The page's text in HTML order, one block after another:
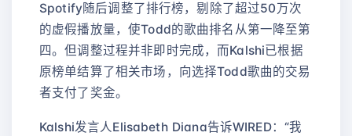
Spotify随后调整了排行榜，剔除了超过50万次
的虚假播放量，使Todd的歌曲排名从第一降至第
四。但调整过程并非即时完成，而Kalshi已根据
原榜单结算了相关市场，向选择Todd歌曲的交易
者支付了奖金。
Kalshi发言人Elisabeth Diana告诉WIRED：“我